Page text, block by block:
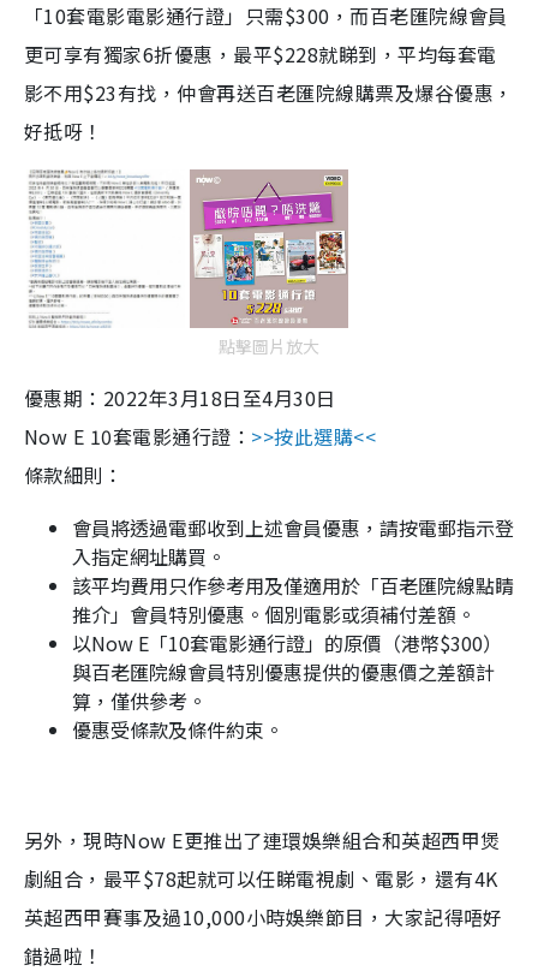
「10套電影電影通行證」只需$300，而百老匯院線會員
更可享有獨家6折優惠，最平$228就睇到，平均每套電
影不用$23有找，仲會再送百老匯院線購票及爆谷優惠，
好抵呀！
點擊圖片放大
優惠期：2022年3月18日至4月30日
Now E 10套電影通行證： >>按此選購<<
條款細則：
會員將透過電郵收到上述會員優惠，請按電郵指示登
入指定網址購買。
該平均費用只作參考用及僅適用於「百老匯院線點睛
推介」會員特別優惠。個別電影或須補付差額。
以Now E「10套電影通行證」的原價（港幣$300）
與百老匯院線會員特別優惠提供的優惠價之差額計
算，僅供參考。
優惠受條款及條件約束。
另外，現時Now E更推出了連環娛樂組合和英超西甲煲
劇組合，最平$78起就可以任睇電視劇、電影，還有4K
英超西甲賽事及過10,000小時娛樂節目，大家記得唔好
錯過啦！